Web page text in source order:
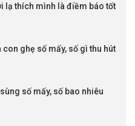
lạ thích mình là điềm báo tốt
ghẹ số mấy, số gì thu hút
số mấy, số bao nhiêu